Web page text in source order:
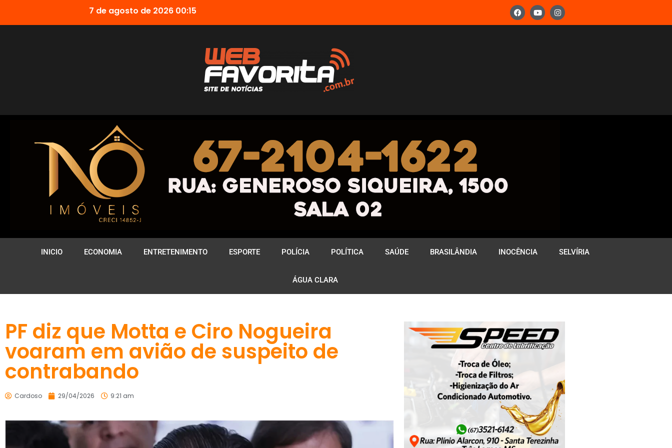
7 de agosto de 2026 00:15
INICIO ECONOMIA ENTRETENIMENTO ESPORTE POLÍCIA POLÍTICA SAÚDE BRASILÂNDIA INOCÊNCIA SELVÍRIA
ÁGUA CLARA
PF diz que Motta e Ciro Nogueira
voaram em avião de suspeito de
contrabando
Cardoso 29/04/2026 9:21 am